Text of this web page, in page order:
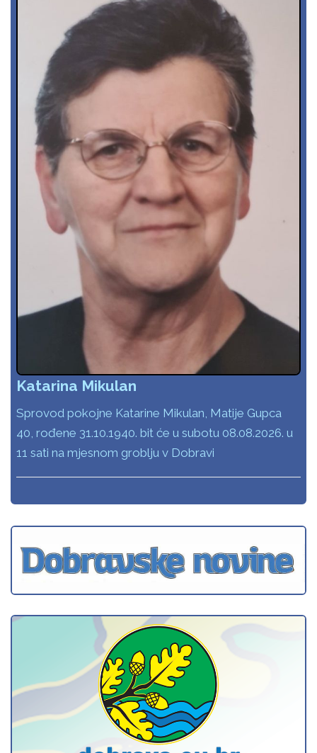
Katarina Mikulan
Sprovod pokojne Katarine Mikulan, Matije Gupca
40, rođene 31.10.1940. bit će u subotu 08.08.2026. u
11 sati na mjesnom groblju v Dobravi